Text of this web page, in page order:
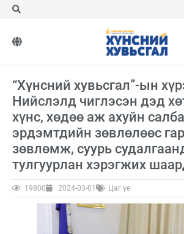
“Хүнсний хувьсгал”-ын
Нийслэлд чиглэсэн дэд
хүнс, хөдөө аж ахуйн
эрдэмтдийн зөвлөлөөс
зөвлөмж, суурь
тулгуурлан хэрэгжих
19800 2024-03-01 Цаг үе